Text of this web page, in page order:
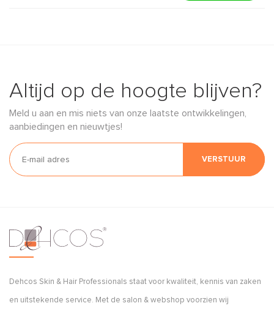
Altijd op de hoogte blijven?
Meld u aan en mis niets van onze laatste ontwikkelingen,
aanbiedingen en nieuwtjes!
VERSTUUR
Dehcos Skin & Hair Professionals staat voor kwaliteit, kennis van zaken
en uitstekende service. Met de salon & webshop voorzien wij